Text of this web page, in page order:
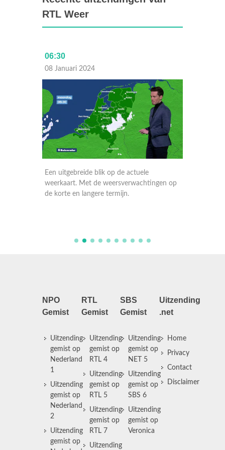
RTL Weer
06:30
08 Januari 2024
Een uitgebreide blik op de actuele
weerkaart. Met de weersverwachtingen op
de korte en langere termijn.
NPO
Gemist
Uitzending
gemist op
Nederland
1
Uitzending
gemist op
Nederland
2
Uitzending
gemist op
RTL
Gemist
Uitzending
gemist op
RTL 4
Uitzending
gemist op
RTL 5
Uitzending
gemist op
RTL 7
Uitzending
SBS
Gemist
Uitzending
gemist op
NET 5
Uitzending
gemist op
SBS 6
Uitzending
gemist op
Veronica
Uitzending
.net
Home
Privacy
Contact
Disclaimer